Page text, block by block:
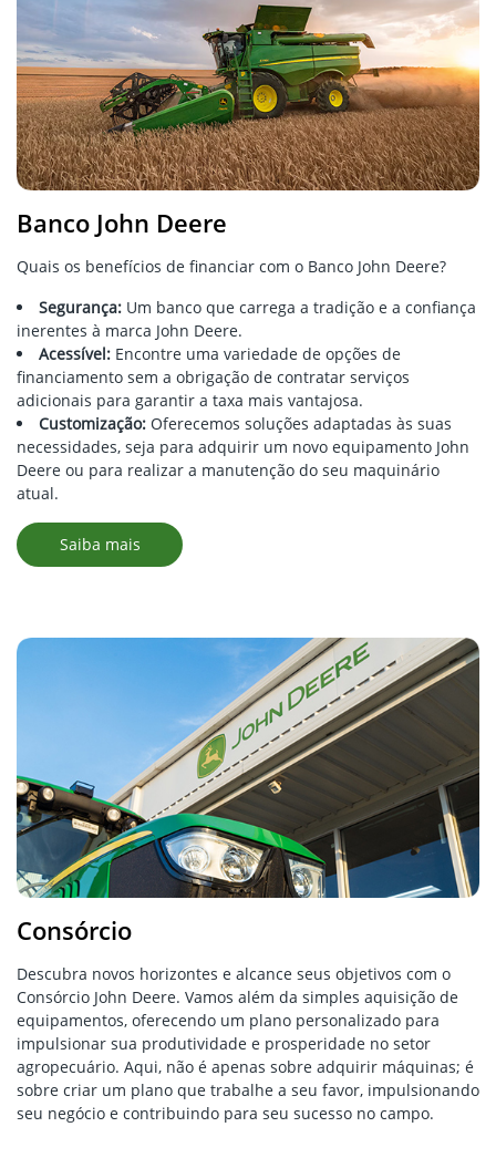
Banco John Deere
Quais os benefícios de financiar com o Banco John Deere?
Segurança: Um banco que carrega a tradição e a confiança
inerentes à marca John Deere.
Acessível: Encontre uma variedade de opções de
financiamento sem a obrigação de contratar serviços
adicionais para garantir a taxa mais vantajosa.
Customização: Oferecemos soluções adaptadas às suas
necessidades, seja para adquirir um novo equipamento John
Deere ou para realizar a manutenção do seu maquinário
atual.
Saiba mais
Consórcio
Descubra novos horizontes e alcance seus objetivos com o
Consórcio John Deere. Vamos além da simples aquisição de
equipamentos, oferecendo um plano personalizado para
impulsionar sua produtividade e prosperidade no setor
agropecuário. Aqui, não é apenas sobre adquirir máquinas; é
sobre criar um plano que trabalhe a seu favor, impulsionando
seu negócio e contribuindo para seu sucesso no campo.